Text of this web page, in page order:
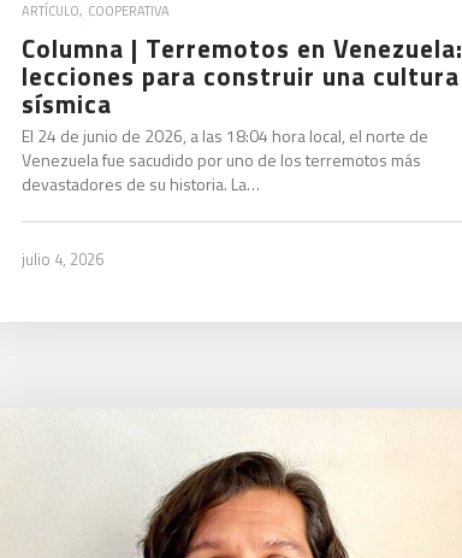
ARTÍCULO, COOPERATIVA
Columna | Terremotos en Venezuela:
lecciones para construir una cultura
sísmica
El 24 de junio de 2026, a las 18:04 hora local, el norte de
Venezuela fue sacudido por uno de los terremotos más
devastadores de su historia. La…
julio 4, 2026